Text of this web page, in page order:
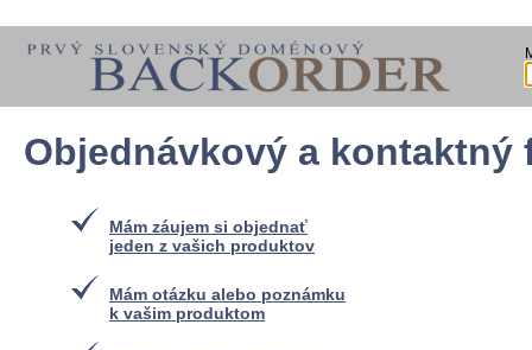
Objednávkový a kontaktný
Mám záujem si objednať
jeden z vašich produktov
Mám otázku alebo poznámku
k vašim produktom